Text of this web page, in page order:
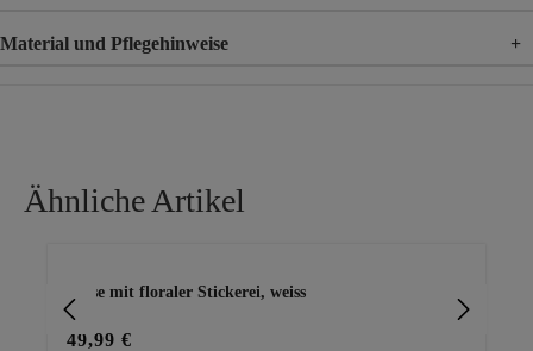
Material und Pflegehinweise +
Ähnliche Artikel
Bluse mit floraler Stickerei, weiss
49,99 €